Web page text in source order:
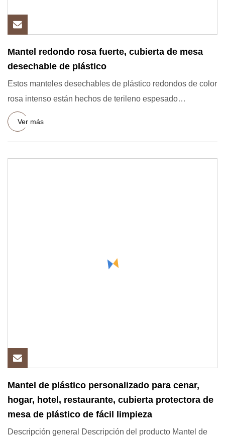
Mantel redondo rosa fuerte, cubierta de mesa
desechable de plástico
Estos manteles desechables de plástico redondos de color
rosa intenso están hechos de terileno espesado
seleccionado, m
Ver más
Mantel de plástico personalizado para cenar,
hogar, hotel, restaurante, cubierta protectora de
mesa de plástico de fácil limpieza
Descripción general Descripción del producto Mantel de